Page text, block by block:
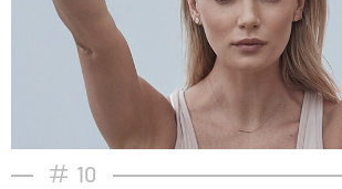
10